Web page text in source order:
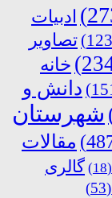
ادبیات
تصاویر
خانه
دانش و
شهرستان
مقالات
(18)
گالری
(53)